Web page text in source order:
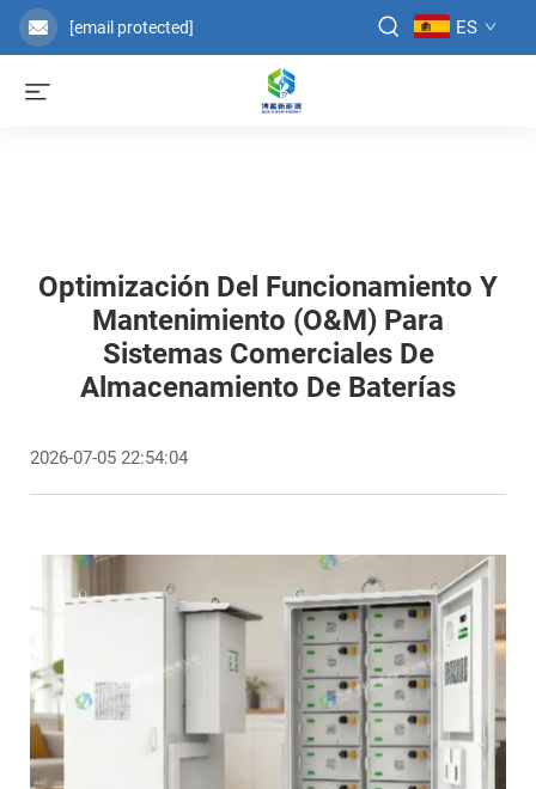
[email protected] ES
Optimización Del Funcionamiento Y
Mantenimiento (O&M) Para
Sistemas Comerciales De
Almacenamiento De Baterías
2026-07-05 22:54:04